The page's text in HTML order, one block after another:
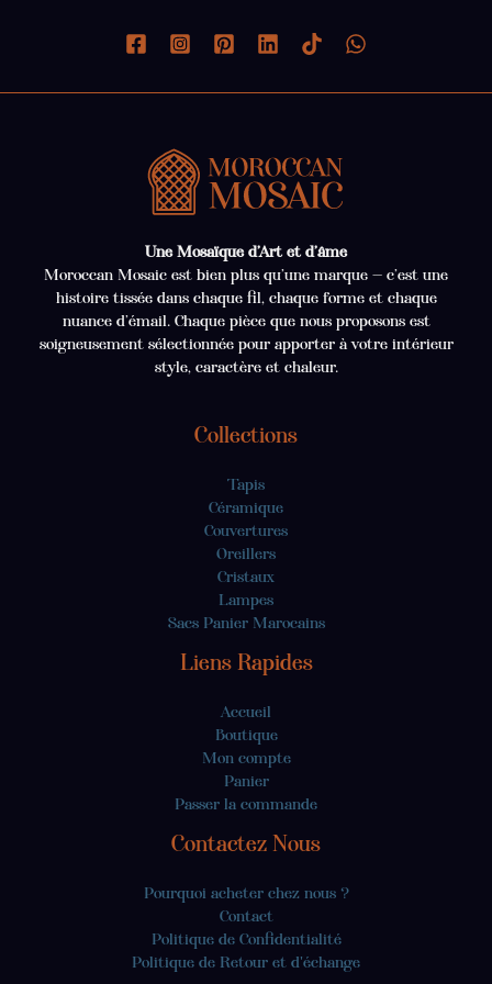
Une Mosaïque d’Art et d’âme
Moroccan Mosaic est bien plus qu’une marque — c’est une
histoire tissée dans chaque fil, chaque forme et chaque
nuance d’émail. Chaque pièce que nous proposons est
soigneusement sélectionnée pour apporter à votre intérieur
style, caractère et chaleur.
Collections
Tapis
Céramique
Couvertures
Oreillers
Cristaux
Lampes
Sacs Panier Marocains
Liens Rapides
Accueil
Boutique
Mon compte
Panier
Passer la commande
Contactez Nous
Pourquoi acheter chez nous ?
Contact
Politique de Confidentialité
Politique de Retour et d'échange